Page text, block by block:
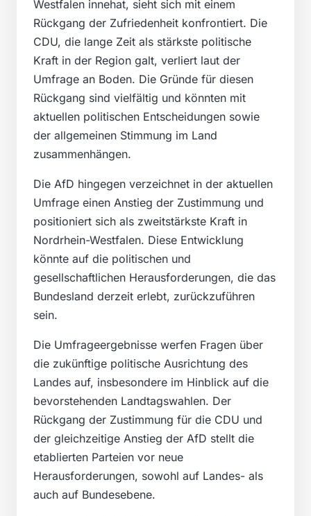
Westfalen innehat, sieht sich mit einem
Rückgang der Zufriedenheit konfrontiert. Die
CDU, die lange Zeit als stärkste politische
Kraft in der Region galt, verliert laut der
Umfrage an Boden. Die Gründe für diesen
Rückgang sind vielfältig und könnten mit
aktuellen politischen Entscheidungen sowie
der allgemeinen Stimmung im Land
zusammenhängen.
Die AfD hingegen verzeichnet in der aktuellen
Umfrage einen Anstieg der Zustimmung und
positioniert sich als zweitstärkste Kraft in
Nordrhein-Westfalen. Diese Entwicklung
könnte auf die politischen und
gesellschaftlichen Herausforderungen, die das
Bundesland derzeit erlebt, zurückzuführen
sein.
Die Umfrageergebnisse werfen Fragen über
die zukünftige politische Ausrichtung des
Landes auf, insbesondere im Hinblick auf die
bevorstehenden Landtagswahlen. Der
Rückgang der Zustimmung für die CDU und
der gleichzeitige Anstieg der AfD stellt die
etablierten Parteien vor neue
Herausforderungen, sowohl auf Landes- als
auch auf Bundesebene.